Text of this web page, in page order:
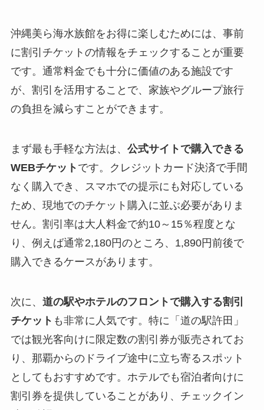
沖縄美ら海水族館をお得に楽しむためには、事前
に割引チケットの情報をチェックすることが重要
です。通常料金でも十分に価値のある施設です
が、割引を活用することで、家族やグループ旅行
の負担を減らすことができます。
まず最も手軽な方法は、 公式サイトで購入できる
WEBチケット です。クレジットカード決済で手間
なく購入でき、スマホでの提示にも対応している
ため、現地でのチケット購入に並ぶ必要がありま
せん。割引率は大人料金で約10～15％程度とな
り、例えば通常2,180円のところ、1,890円前後で
購入できるケースがあります。
次に、 道の駅やホテルのフロントで購入する割引
チケット も非常に人気です。特に「道の駅許田」
では観光客向けに限定数の割引券が販売されてお
り、那覇からのドライブ途中に立ち寄るスポット
としてもおすすめです。ホテルでも宿泊者向けに
割引券を提供していることがあり、チェックイン